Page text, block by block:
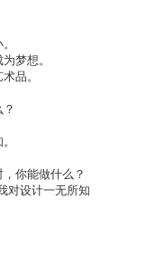
梦想。
品。
你能做什么？
对设计一无所知